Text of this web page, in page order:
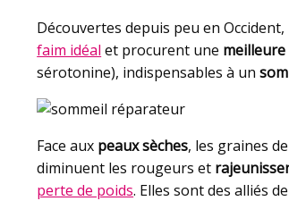
Découvertes depuis peu en
faim idéal et procurent une
sérotonine), indispensables à un
Face aux peaux sèches, les graines
diminuent les rougeurs et
perte de poids. Elles sont des alliés